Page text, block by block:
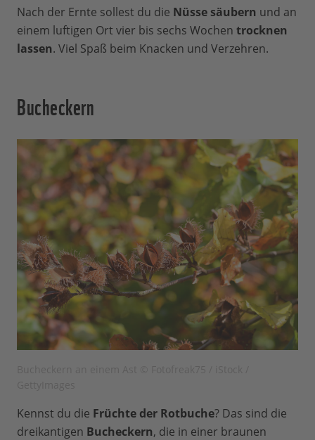
Nach der Ernte sollest du die Nüsse säubern und an
einem luftigen Ort vier bis sechs Wochen trocknen
lassen. Viel Spaß beim Knacken und Verzehren.
Bucheckern
Kennst du die Früchte der Rotbuche? Das sind die
dreikantigen Bucheckern, die in einer braunen